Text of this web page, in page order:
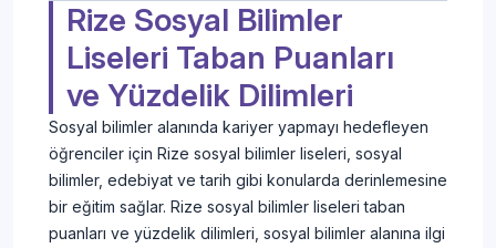
Rize Sosyal Bilimler
Liseleri Taban Puanları
ve Yüzdelik Dilimleri
Sosyal bilimler alanında kariyer yapmayı hedefleyen
öğrenciler için Rize sosyal bilimler liseleri, sosyal
bilimler, edebiyat ve tarih gibi konularda derinlemesine
bir eğitim sağlar. Rize sosyal bilimler liseleri taban
puanları ve yüzdelik dilimleri, sosyal bilimler alanına ilgi